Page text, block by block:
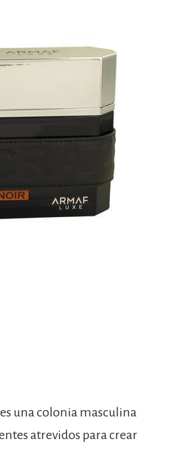
una colonia masculina
atrevidos para crear